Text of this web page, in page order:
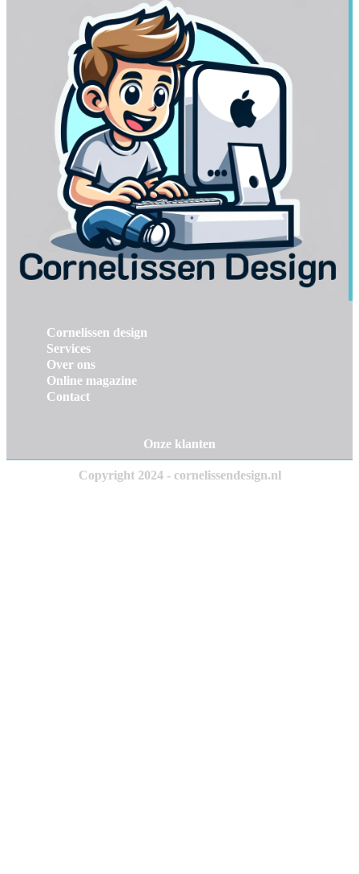
Cornelissen design
Services
Over ons
Online magazine
Contact
Onze klanten
Copyright 2024 - cornelissendesign.nl